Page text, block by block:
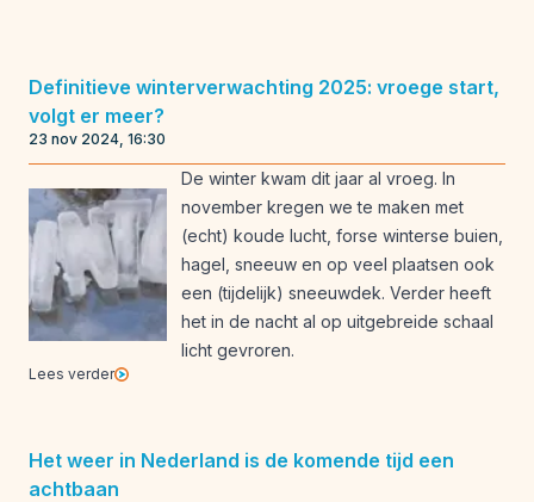
Definitieve winterverwachting 2025: vroege start,
volgt er meer?
23 nov 2024, 16:30
De winter kwam dit jaar al vroeg. In
november kregen we te maken met
(echt) koude lucht, forse winterse buien,
hagel, sneeuw en op veel plaatsen ook
een (tijdelijk) sneeuwdek. Verder heeft
het in de nacht al op uitgebreide schaal
licht gevroren.
Lees verder
Het weer in Nederland is de komende tijd een
achtbaan